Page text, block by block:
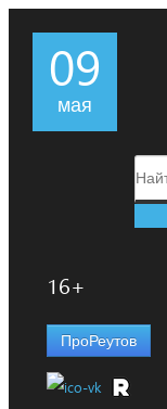
16+
ПроРеутов
09
мая